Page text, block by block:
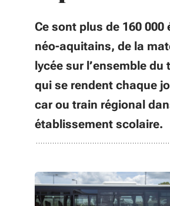
Ce sont plus de 160 000
néo-aquitains, de la
lycée sur l’ensemble du
qui se rendent chaque
car ou train régional
établissement scolaire.